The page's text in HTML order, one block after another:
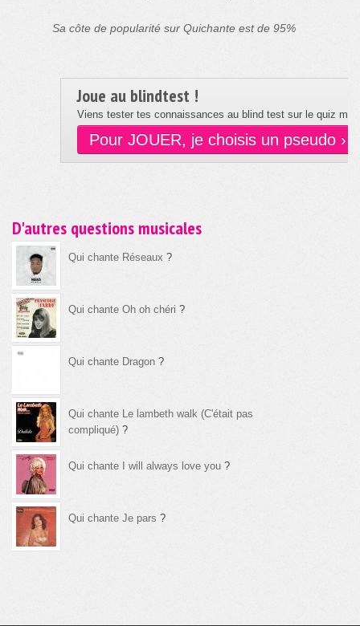
Sa côte de popularité sur Quichante est de 95%
Joue au blindtest !
Viens tester tes connaissances au blind test sur le quiz
Pour JOUER, je choisis un pseudo ›
D'autres questions musicales
Qui chante Réseaux ?
Qui chante Oh oh chéri ?
Qui chante Dragon ?
Qui chante Le lambeth walk (C'était pas
compliqué) ?
Qui chante I will always love you ?
Qui chante Je pars ?